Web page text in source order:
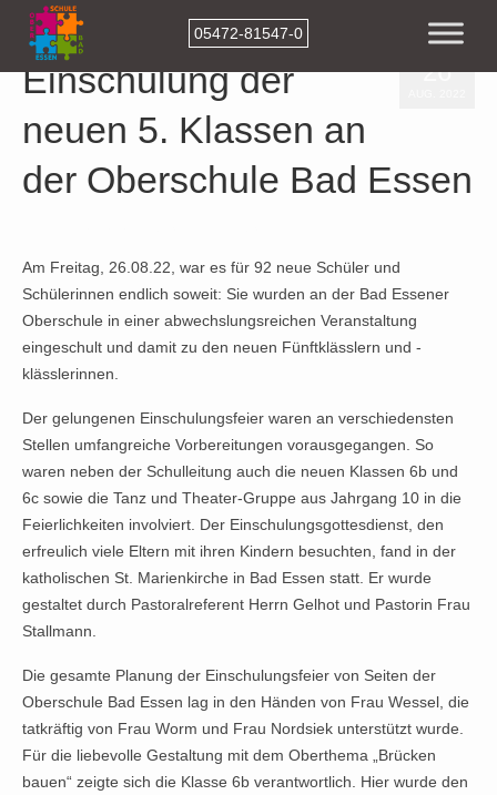
05472-81547-0
26
Einschulung der
neuen 5. Klassen an
der Oberschule Bad Essen
Am Freitag, 26.08.22, war es für 92 neue Schüler und
Schülerinnen endlich soweit: Sie wurden an der Bad Essener
Oberschule in einer abwechslungsreichen Veranstaltung
eingeschult und damit zu den neuen Fünftklässlern und -
klässlerinnen.
Der gelungenen Einschulungsfeier waren an verschiedensten
Stellen umfangreiche Vorbereitungen vorausgegangen. So
waren neben der Schulleitung auch die neuen Klassen 6b und
6c sowie die Tanz und Theater-Gruppe aus Jahrgang 10 in die
Feierlichkeiten involviert. Der Einschulungsgottesdienst, den
erfreulich viele Eltern mit ihren Kindern besuchten, fand in der
katholischen St. Marienkirche in Bad Essen statt. Er wurde
gestaltet durch Pastoralreferent Herrn Gelhot und Pastorin Frau
Stallmann.
Die gesamte Planung der Einschulungsfeier von Seiten der
Oberschule Bad Essen lag in den Händen von Frau Wessel, die
tatkräftig von Frau Worm und Frau Nordsiek unterstützt wurde.
Für die liebevolle Gestaltung mit dem Oberthema „Brücken
bauen“ zeigte sich die Klasse 6b verantwortlich. Hier wurde den